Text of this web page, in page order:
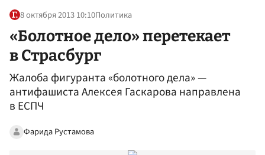
8 октября 2013 10:10Политика
«Болотное дело» перетекает
в Страсбург
Жалоба фигуранта «болотного дела» —
антифашиста Алексея Гаскарова направлена
в ЕСПЧ
Фарида Рустамова